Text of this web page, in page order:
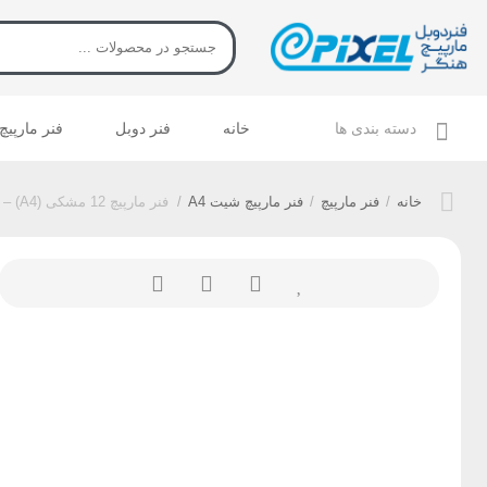
دسته بندی ها خانه فنر دوبل فنر مارپیچ
خانه / فنر مارپیچ / فنر مارپیچ شیت A4 / فنر مارپیچ 12 مشکی (A4) – 150عددی